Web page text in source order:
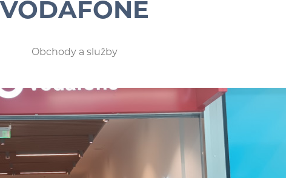
VODAFONE
Obchody a služby